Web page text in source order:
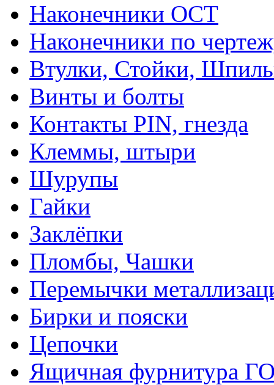
Наконечники ОСТ
Наконечники по
Втулки, Стойки,
Винты и болты
Контакты PIN, гнезда
Клеммы, штыри
Шурупы
Гайки
Заклёпки
Пломбы, Чашки
Перемычки
Бирки и пояски
Цепочки
Ящичная фурнитура